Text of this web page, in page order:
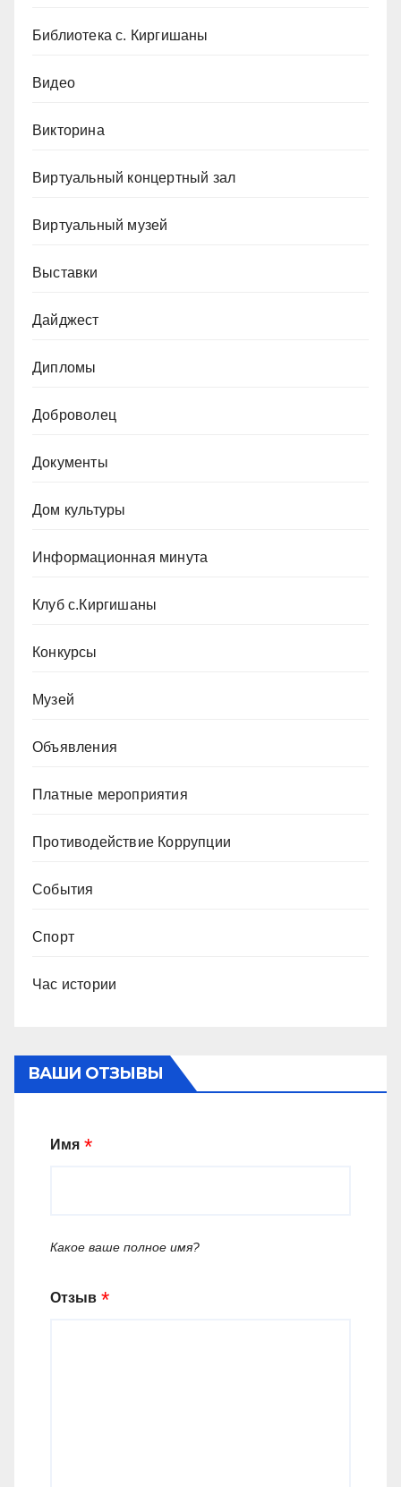
Библиотека с. Киргишаны
Видео
Викторина
Виртуальный концертный зал
Виртуальный музей
Выставки
Дайджест
Дипломы
Доброволец
Документы
Дом культуры
Информационная минута
Клуб с.Киргишаны
Конкурсы
Музей
Объявления
Платные мероприятия
Противодействие Коррупции
События
Спорт
Час истории
ВАШИ ОТЗЫВЫ
Имя
Какое ваше полное имя?
Отзыв